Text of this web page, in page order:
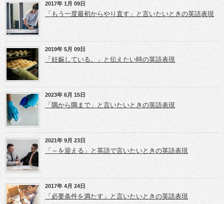
(新
し
い
ウ
ィ
ン
ド
ウ
で
開
き
ま
す)
e
r
で
共
有
(新
し
い
ィ
ン
ド
ウ
で
開
き
ま
す)
e
+
で
し
い
ウ
ィ
ン
開
き
ま
す)
2017年 1月 09日
「もう一度最初からやり直す」と言いたいときの英語表現
2019年 5月 09日
「妊娠している。」と伝えたい時の英語表現
2023年 6月 15日
「隅から隅まで」と言いたいときの英語表現
2021年 9月 23日
「～を迎える」と英語で言いたいときの英語表現
2017年 4月 24日
「必要条件を満たす」と言いたいときの英語表現